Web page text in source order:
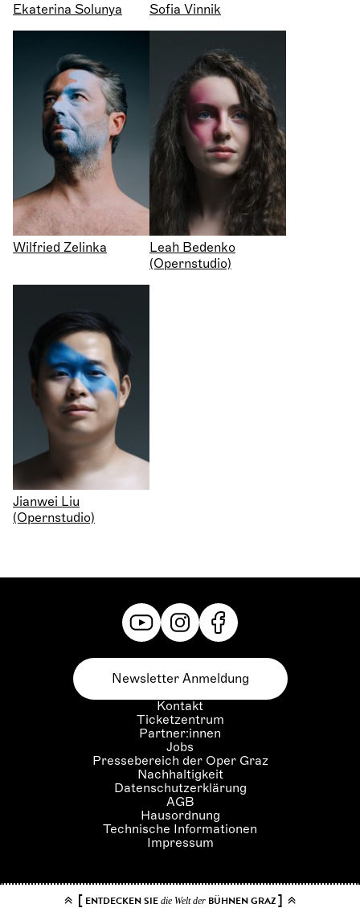
Ekaterina Solunya Sofia Vinnik
Wilfried Zelinka
Leah Bedenko
(Opernstudio)
Jianwei Liu
(Opernstudio)
Kontakt
Ticketzentrum
Partner:innen
Jobs
Pressebereich der Oper Graz
Nachhaltigkeit
Datenschutzerklärung
AGB
Hausordnung
Technische Informationen
Impressum
Newsletter Anmeldung
[ENTDECKEN SIE die Welt derBÜHNEN GRAZ]